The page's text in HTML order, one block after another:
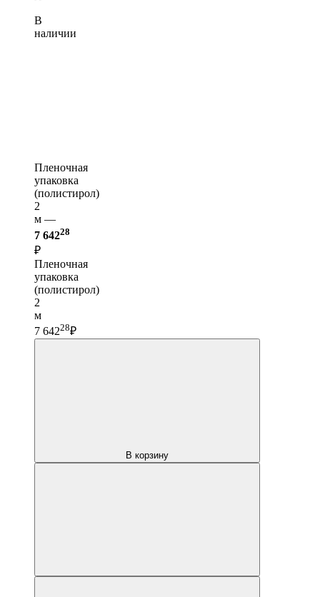
В
наличии
Пленочная
упаковка
(полистирол)
2
м —
7 64228
₽
Пленочная
упаковка
(полистирол)
2
м
7 64228₽
В корзину